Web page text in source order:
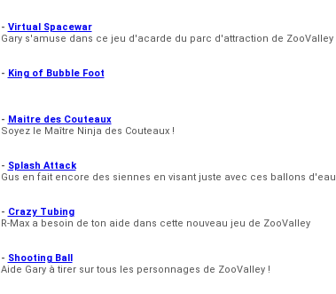
- Virtual Spacewar
Gary s'amuse dans ce jeu d'acarde du parc d'attraction de ZooValley
- King of Bubble Foot
- Maitre des Couteaux
Soyez le Maître Ninja des Couteaux !
- Splash Attack
Gus en fait encore des siennes en visant juste avec ces ballons d'eau
- Crazy Tubing
R-Max a besoin de ton aide dans cette nouveau jeu de ZooValley
- Shooting Ball
Aide Gary à tirer sur tous les personnages de ZooValley !